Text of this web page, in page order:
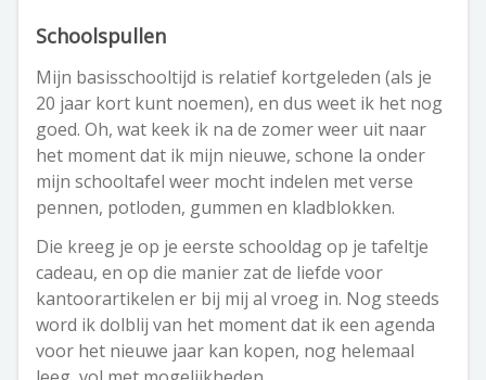
Schoolspullen
Mijn basisschooltijd is relatief kortgeleden (als je
20 jaar kort kunt noemen), en dus weet ik het nog
goed. Oh, wat keek ik na de zomer weer uit naar
het moment dat ik mijn nieuwe, schone la onder
mijn schooltafel weer mocht indelen met verse
pennen, potloden, gummen en kladblokken.
Die kreeg je op je eerste schooldag op je tafeltje
cadeau, en op die manier zat de liefde voor
kantoorartikelen er bij mij al vroeg in. Nog steeds
word ik dolblij van het moment dat ik een agenda
voor het nieuwe jaar kan kopen, nog helemaal